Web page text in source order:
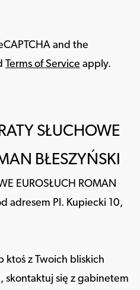
and the
Terms of Service apply.
SŁUCHOWE
BŁESZYŃSKI
EUROSŁUCH ROMAN
adresem Pl. Kupiecki 10,
ktoś z Twoich bliskich
skontaktuj się z gabinetem